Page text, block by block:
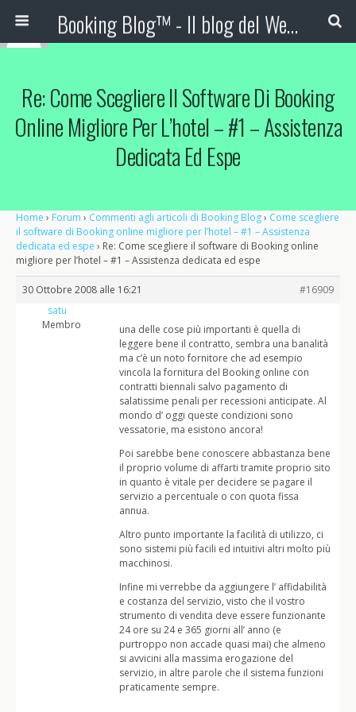
Booking Blog™ - Il blog del Web Marketing Turistico
Re: Come Scegliere Il Software Di Booking
Online Migliore Per L’hotel – #1 – Assistenza
Dedicata Ed Espe
Home › Forum › Commenti agli articoli di Booking Blog› Come scegliere
il software di Booking online migliore per l’hotel – #1 – Assistenza
dedicata ed espe › Re: Come scegliere il software di Booking online
migliore per l’hotel – #1 – Assistenza dedicata ed espe
30 Ottobre 2008 alle 16:21
#16909
satu
Membro
una delle cose più importanti è quella di
leggere bene il contratto, sembra una banalità
ma c’è un noto fornitore che ad esempio
vincola la fornitura del Booking online con
contratti biennali salvo pagamento di
salatissime penali per recessioni anticipate. Al
mondo d’ oggi queste condizioni sono
vessatorie, ma esistono ancora!
Poi sarebbe bene conoscere abbastanza bene
il proprio volume di affarti tramite proprio sito
in quanto è vitale per decidere se pagare il
servizio a percentuale o con quota fissa
annua.
Altro punto importante la facilità di utilizzo, ci
sono sistemi più facili ed intuitivi altri molto più
macchinosi.
Infine mi verrebbe da aggiungere l’ affidabilità
e costanza del servizio, visto che il vostro
strumento di vendita deve essere funzionante
24 ore su 24 e 365 giorni all’ anno (e
purtroppo non accade quasi mai) che almeno
si avvicini alla massima erogazione del
servizio, in altre parole che il sistema funzioni
praticamente sempre.